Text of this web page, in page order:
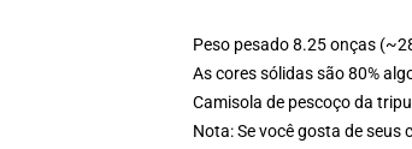
Peso pesado 8.25 onças
As cores sólidas são 80%
Camisola de pescoço da
Nota: Se você gosta de